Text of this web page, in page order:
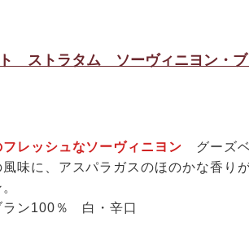
ト ストラタム ソーヴィニヨン・
レッシュなソーヴィニヨン グーズ
味に、アスパラガスのほのかな香り
ラン100％ 白・辛口